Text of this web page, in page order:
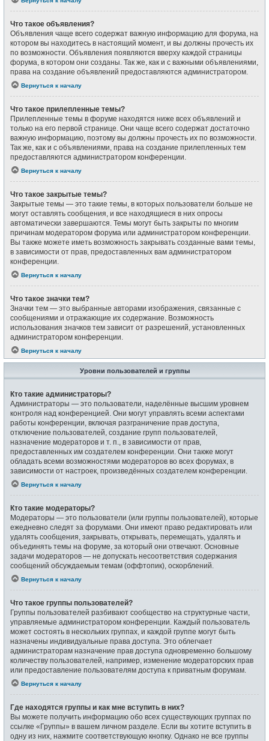
Что такое объявления?
Объявления чаще всего содержат важную информацию для форума, на
котором вы находитесь в настоящий момент, и вы должны прочесть их
по возможности. Объявления появляются вверху каждой страницы
форума, в котором они созданы. Так же, как и с важными объявлениями,
права на создание объявлений предоставляются администратором.
Вернуться к началу
Что такое прилепленные темы?
Прилепленные темы в форуме находятся ниже всех объявлений и
только на его первой странице. Они чаще всего содержат достаточно
важную информацию, поэтому вы должны прочесть их по возможности.
Так же, как и с объявлениями, права на создание прилепленных тем
предоставляются администратором конференции.
Вернуться к началу
Что такое закрытые темы?
Закрытые темы — это такие темы, в которых пользователи больше не
могут оставлять сообщения, и все находящиеся в них опросы
автоматически завершаются. Темы могут быть закрыты по многим
причинам модератором форума или администратором конференции.
Вы также можете иметь возможность закрывать созданные вами темы,
в зависимости от прав, предоставленных вам администратором
конференции.
Вернуться к началу
Что такое значки тем?
Значки тем — это выбранные авторами изображения, связанные с
сообщениями и отражающие их содержание. Возможность
использования значков тем зависит от разрешений, установленных
администратором конференции.
Вернуться к началу
Уровни пользователей и группы
Кто такие администраторы?
Администраторы — это пользователи, наделённые высшим уровнем
контроля над конференцией. Они могут управлять всеми аспектами
работы конференции, включая разграничение прав доступа,
отключение пользователей, создание групп пользователей,
назначение модераторов и т. п., в зависимости от прав,
предоставленных им создателем конференции. Они также могут
обладать всеми возможностями модераторов во всех форумах, в
зависимости от настроек, произведённых создателем конференции.
Вернуться к началу
Кто такие модераторы?
Модераторы — это пользователи (или группы пользователей), которые
ежедневно следят за форумами. Они имеют право редактировать или
удалять сообщения, закрывать, открывать, перемещать, удалять и
объединять темы на форуме, за который они отвечают. Основные
задачи модераторов — не допускать несоответствия содержания
сообщений обсуждаемым темам (оффтопик), оскорблений.
Вернуться к началу
Что такое группы пользователей?
Группы пользователей разбивают сообщество на структурные части,
управляемые администратором конференции. Каждый пользователь
может состоять в нескольких группах, и каждой группе могут быть
назначены индивидуальные права доступа. Это облегчает
администраторам назначение прав доступа одновременно большому
количеству пользователей, например, изменение модераторских прав
или предоставление пользователям доступа к приватным форумам.
Вернуться к началу
Где находятся группы и как мне вступить в них?
Вы можете получить информацию обо всех существующих группах по
ссылке «Группы» в вашем личном разделе. Если вы хотите вступить в
одну из них, нажмите соответствующую кнопку. Однако не все группы